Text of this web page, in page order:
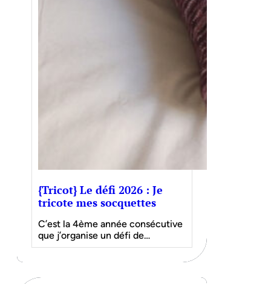
{Tricot} Le défi 2026 : Je
tricote mes socquettes
C’est la 4ème année consécutive
que j’organise un défi de…